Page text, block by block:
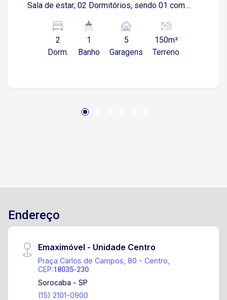
Sala de estar; 02 Dormitórios, sendo 01 com
Vagas de garagem descobertas; Próximo a
creche, escolas, conveniências e super
mercados.
2
Dorm.
1
Banho
5
Garagens
150m²
Terreno
Endereço
Emaximóvel - Unidade Centro
Praça Carlos de Campos, 80 - Centro,
CEP:18035-230
Sorocaba - SP
(15) 2101-0900